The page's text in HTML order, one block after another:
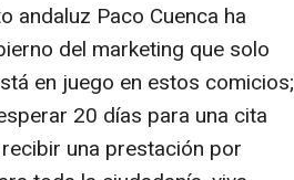
andaluz Paco Cuenca ha
del marketing que solo
en juego en estos comicios;
20 días para una cita
una prestación por